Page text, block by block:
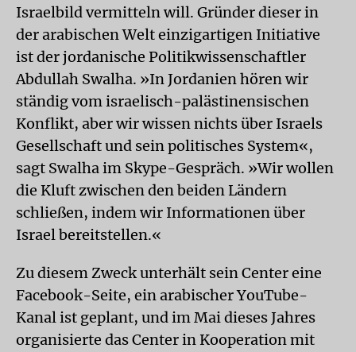
Israelbild vermitteln will. Gründer dieser in
der arabischen Welt einzigartigen Initiative
ist der jordanische Politikwissenschaftler
Abdullah Swalha. »In Jordanien hören wir
ständig vom israelisch-palästinensischen
Konflikt, aber wir wissen nichts über Israels
Gesellschaft und sein politisches System«,
sagt Swalha im Skype-Gespräch. »Wir wollen
die Kluft zwischen den beiden Ländern
schließen, indem wir Informationen über
Israel bereitstellen.«
Zu diesem Zweck unterhält sein Center eine
Facebook-Seite, ein arabischer YouTube-
Kanal ist geplant, und im Mai dieses Jahres
organisierte das Center in Kooperation mit